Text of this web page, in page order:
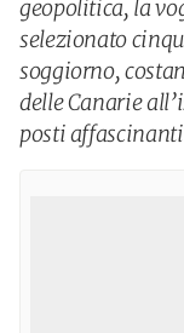
geopolitica, la
selezionato
soggiorno,
delle Canarie
posti